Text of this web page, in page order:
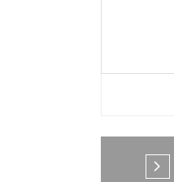
넲